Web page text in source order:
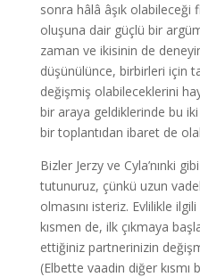
sonra hâlâ âşık olabileceği
oluşuna dair güçlü bir
zaman ve ikisinin de
düşünülünce, birbirleri için
değişmiş olabileceklerini
bir araya geldiklerinde bu
bir toplantıdan ibaret de
Bizler Jerzy ve Cyla’nınki
tutunuruz, çünkü uzun
olmasını isteriz. Evlilikle
kısmen de, ilk çıkmaya
ettiğiniz partnerinizin
(Elbette vaadin diğer